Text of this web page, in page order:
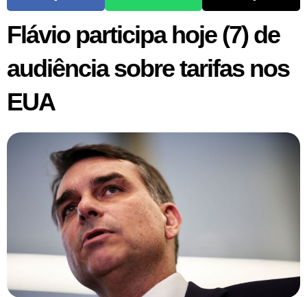
Flávio participa hoje (7) de
audiência sobre tarifas nos
EUA